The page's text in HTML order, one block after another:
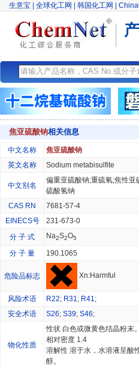
生意宝 全球化工网 韩国化工网
焦亚硫酸钠相关信息
中文名称
焦亚硫酸钠
英文名称
Sodium metabisulfite
中文别名
偏重亚硫酸钠;重硫氧;焦性亚
硫酸氢钠
CAS RN
7681-57-4
EINECS号
231-673-0
分 子 式
Na2S2O5
分 子 量 190.1065
危险品标志 Xn:Harmful
风险术语 R22; R31; R41;
安全术语
S26; S39; S46;
物化性质
性状 白色或微黄色结晶粉末。
相对密度 1.4
溶解性 溶于水，水溶液呈酸
醇。